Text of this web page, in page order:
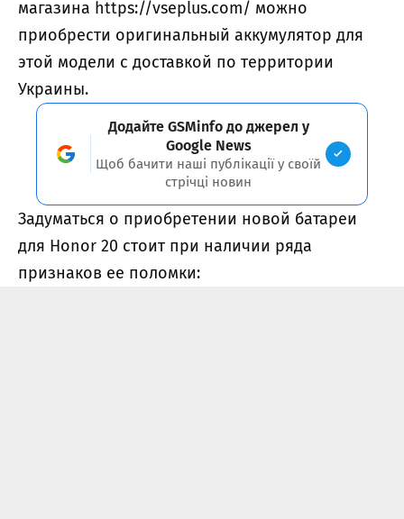
магазина https://vseplus.com/ можно
приобрести оригинальный аккумулятор для
этой модели с доставкой по территории
Украины.
Додайте GSMinfo до джерел у
Google News
Щоб бачити наші публікації у своїй
стрічці новин
Задуматься о приобретении новой батареи
для Honor 20 стоит при наличии ряда
признаков ее поломки: